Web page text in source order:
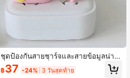
ชุดป้องกันสายชาร์จและสายข้อมูลน่ารั
ก เข้ากันได้กับที่ชาร์จ Apple 20W รวม
ถึงตัวป้องกันสาย ตัวจัดระเบียบสาย แล
฿37 -24% 3 วันสุดท้าย